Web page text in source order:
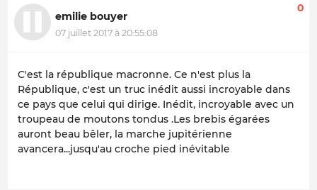
emilie bouyer
07 juillet 2017 à 20:55:08
0
C'est la république macronne. Ce n'est plus la
République, c'est un truc inédit aussi incroyable dans
ce pays que celui qui dirige. Inédit, incroyable avec un
troupeau de moutons tondus .Les brebis égarées
auront beau bêler, la marche jupitérienne
avancera...jusqu'au croche pied inévitable